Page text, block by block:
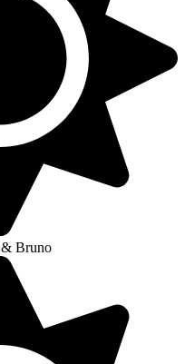
& Bruno